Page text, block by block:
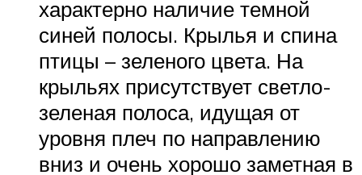
характерно наличие темной
синей полосы. Крылья и спина
птицы – зеленого цвета. На
крыльях присутствует светло-
зеленая полоса, идущая от
уровня плеч по направлению
вниз и очень хорошо заметная в